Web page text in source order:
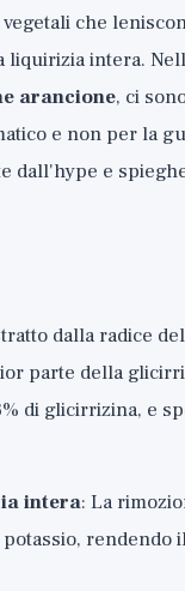
che
intera.
arancione, ci
e non per la
dall'hype e
dalla radice
parte della
di glicirrizina, e
intera: La